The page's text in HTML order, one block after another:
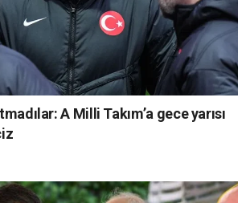
A Milli Takım’a gece yarısı